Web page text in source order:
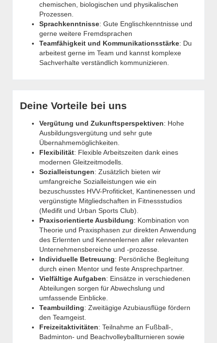
chemischen, biologischen und physikalischen
Prozessen.
Sprachkenntnisse: Gute Englischkenntnisse und
gerne weitere Fremdsprachen
Teamfähigkeit und Kommunikationsstärke: Du
arbeitest gerne im Team und kannst komplexe
Sachverhalte verständlich kommunizieren.
Deine Vorteile bei uns
Vergütung und Zukunftsperspektiven: Hohe
Ausbildungsvergütung und sehr gute
Übernahmemöglichkeiten.
Flexibilität: Flexible Arbeitszeiten dank eines
modernen Gleitzeitmodells.
Sozialleistungen: Zusätzlich bieten wir
umfangreiche Sozialleistungen wie ein
bezuschusstes HVV-Profiticket, Kantinenessen und
vergünstigte Mitgliedschaften in Fitnessstudios
(Medifit und Urban Sports Club).
Praxisorientierte Ausbildung: Kombination von
Theorie und Praxisphasen zur direkten Anwendung
des Erlernten und Kennenlernen aller relevanten
Unternehmensbereiche und -prozesse.
Individuelle Betreuung: Persönliche Begleitung
durch einen Mentor und feste Ansprechpartner.
Vielfältige Aufgaben: Einsätze in verschiedenen
Abteilungen sorgen für Abwechslung und
umfassende Einblicke.
Teambuilding: Zweitägige Azubiausflüge fördern
den Teamgeist.
Freizeitaktivitäten: Teilnahme an Fußball-,
Badminton- und Beachvolleyballturnieren sowie